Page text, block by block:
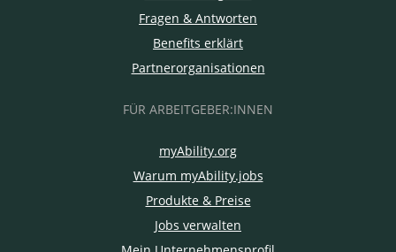
Fragen & Antworten
Benefits erklärt
Partnerorganisationen
FÜR ARBEITGEBER:INNEN
myAbility.org
Warum myAbility.jobs
Produkte & Preise
Jobs verwalten